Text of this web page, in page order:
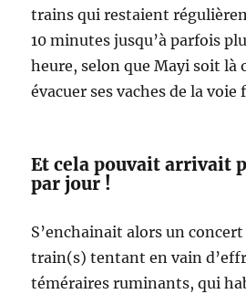
trains qui restaient
10 minutes jusqu’à parfois
heure, selon que Mayi soit là
évacuer ses vaches de la voie
Et cela pouvait arrivait
par jour !
S’enchainait alors un
train(s) tentant en vain
téméraires ruminants, qui